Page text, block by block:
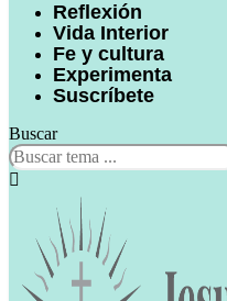
Reflexión
Vida Interior
Fe y cultura
Experimenta
Suscríbete
Buscar